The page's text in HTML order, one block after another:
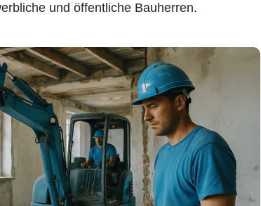
und öffentliche Bauherren.